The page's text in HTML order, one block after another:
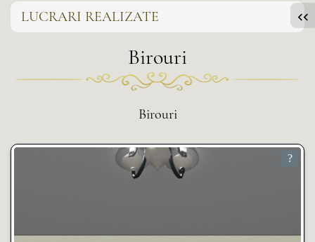
LUCRARI REALIZATE
Birouri
Birouri